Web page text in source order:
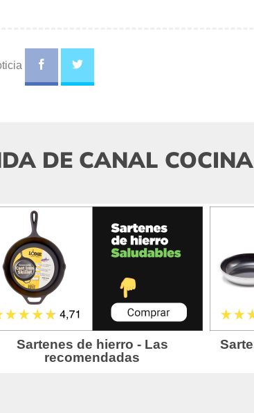
DE CANAL COCINA